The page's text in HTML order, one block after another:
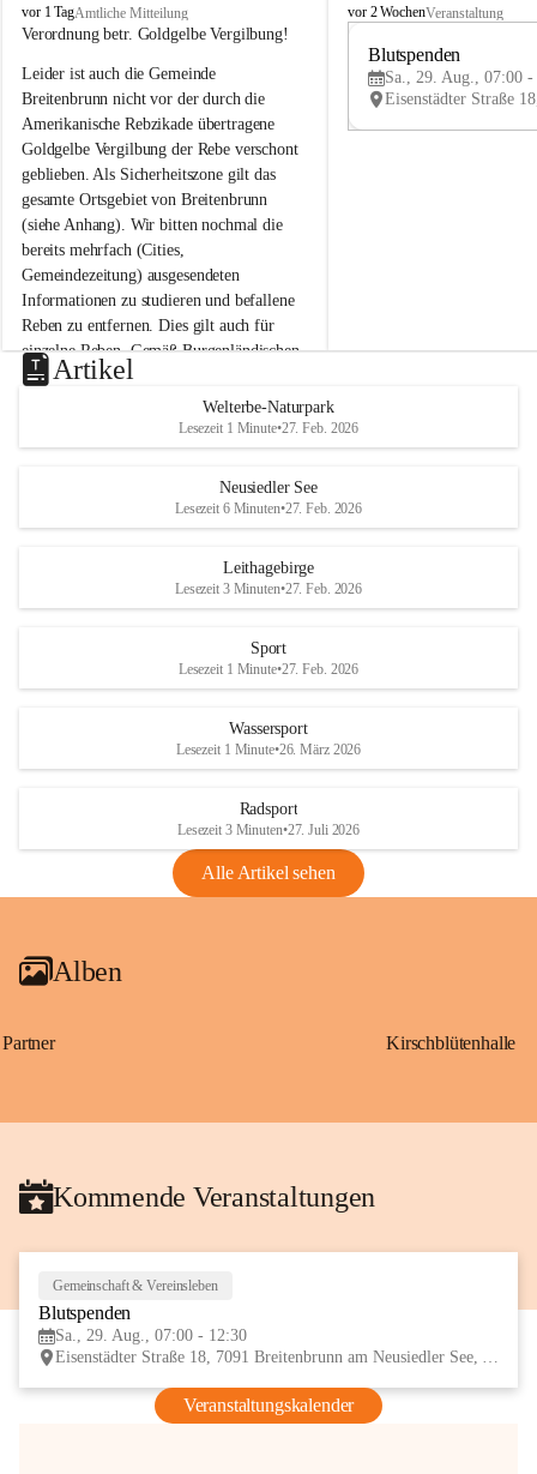
B
r
i
t
e
n
b
r
u
n
n
a
m
N
e
u
s
d
S
vor 1 TagAmtliche Mitteilung
Verordnung betr. Goldgelbe Vergilbung!
Leider ist auch die Gemeinde
Breitenbrunn nicht vor der durch die
Amerikanische Rebzikade übertragene
Goldgelbe Vergilbung der Rebe verschont
geblieben. Als Sicherheitszone gilt das
gesamte Ortsgebiet von Breitenbrunn
(siehe Anhang). Wir bitten nochmal die
bereits mehrfach (Cities,
Gemeindezeitung) ausgesendeten
Informationen zu studieren und befallene
Reben zu entfernen. Dies gilt auch für
einzelne Reben. Gemäß Burgenländischen
Weinbaugesetz sind nicht gepflegte oder
unzulässige Weingärten zu roden! Bitte
helfen wir zusammen um unsere Winzer
vor den prognostizierten Ernteausfällen
und den daraus folgenden wirtschaftlichen
Maßnahmen zur Bekämpfung
Rebe und der Amerikanischen
Anhang VBl. EU Nr. 18
1 Seite•1,4 MB
VBl. EU Nr. 18_2026
B
e
u
e
d
r
S
vor 2 WochenVeranstaltung
Blutspenden
Sa., 29. Aug., 07:00 -
Artikel
Welterbe-Naturpark
Lesezeit 1 Minute•27. Feb. 2026
Neusiedler See
Lesezeit 6 Minuten•27. Feb. 2026
Leithagebirge
Lesezeit 3 Minuten•27. Feb. 2026
Sport
Lesezeit 1 Minute•27. Feb. 2026
Wassersport
Lesezeit 1 Minute•26. März 2026
Radsport
Lesezeit 3 Minuten•27. Juli 2026
Alle Artikel sehen
Alben
Partner Kirschblütenhalle
Kommende Veranstaltungen
Gemeinschaft & Vereinsleben
Blutspenden
Sa., 29. Aug., 07:00 - 12:30
Eisenstädter Straße 18, 7091 Breitenbrunn am Neusiedler See, AUT
Veranstaltungskalender